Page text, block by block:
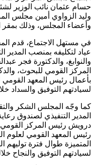
حسام عثمان نائب الوزير
وليد الزواوي أمين مجلس
وأعضاء المجلس، وذلك بمقر
في مستهل الاجتماع، قدم
عياد لتكليفه بمنصب المدير
والنوابغ، والدكتورة فجر
المركز القومي للبحوث،
بأعمال رئيس المعهد القومي
لسيادتهم التوفيق والسداد
كما وجّه المجلس الشكر
المدير التنفيذي لصندوق
درويش رئيس المركز القومي
رئيس المعهد القومي لعلوم
المتميزة طوال فترة توليهم
لسيادتهم التوفيق والنجاح